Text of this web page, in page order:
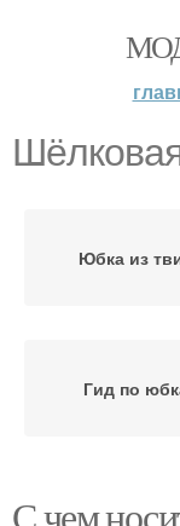
Юбка из
Гид по
Кожаная